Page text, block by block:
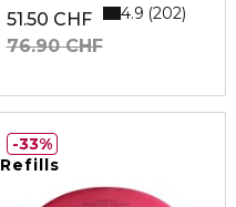
51.50 CHF
76.90 CHF
4.9 202
Refills
33%